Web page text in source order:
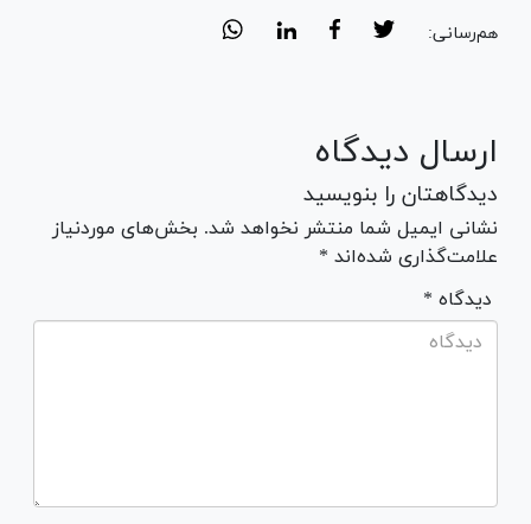
هم‌رسانی:
ارسال دیدگاه
دیدگاهتان را بنویسید
نشانی ایمیل شما منتشر نخواهد شد. بخش‌های موردنیاز
علامت‌گذاری شده‌اند *
* دیدگاه